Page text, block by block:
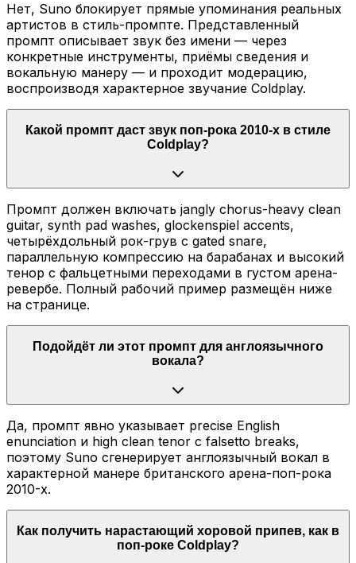
Нет, Suno блокирует прямые упоминания реальных
артистов в стиль-промпте. Представленный
промпт описывает звук без имени — через
конкретные инструменты, приёмы сведения и
вокальную манеру — и проходит модерацию,
воспроизводя характерное звучание Coldplay.
Какой промпт даст звук поп-рока 2010-х в стиле
Coldplay?
Промпт должен включать jangly chorus-heavy clean
guitar, synth pad washes, glockenspiel accents,
четырёхдольный рок-грув с gated snare,
параллельную компрессию на барабанах и высокий
тенор с фальцетными переходами в густом арена-
ревербе. Полный рабочий пример размещён ниже
на странице.
Подойдёт ли этот промпт для англоязычного
вокала?
Да, промпт явно указывает precise English
enunciation и high clean tenor с falsetto breaks,
поэтому Suno сгенерирует англоязычный вокал в
характерной манере британского арена-поп-рока
2010-х.
Как получить нарастающий хоровой припев, как в
поп-роке Coldplay?